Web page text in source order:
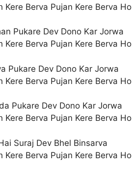
Kere Berva Pujan Kere Berva Ho
Pukare Dev Dono Kar Jorwa
Kere Berva Pujan Kere Berva Ho
Pukare Dev Dono Kar Jorwa
Kere Berva Pujan Kere Berva Ho
Pukare Dev Dono Kar Jorwa
Kere Berva Pujan Kere Berva Ho
Suraj Dev Bhel Binsarva
Kere Berva Pujan Kere Berva Ho